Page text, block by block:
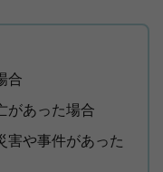
合
があった場合
害や事件があった